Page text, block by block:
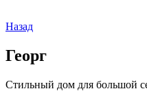
Назад
Георг
Стильный дом для большой